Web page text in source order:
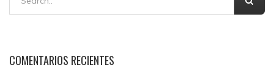
COMENTARIOS RECIENTES